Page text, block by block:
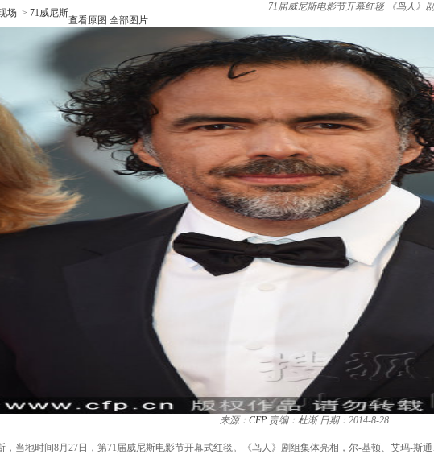
场 > 71威尼斯
71届威尼斯电影节开幕红毯 《鸟人》
查看原图 全部图片
来源： CFP 责编：杜渐 日期：2014-8-28
，当地时间8月27日，第71届威尼斯电影节开幕式红毯。《鸟人》剧组集体亮相，尔-基顿、艾玛-斯